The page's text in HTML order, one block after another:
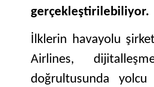
gerçekleştirilebiliyor.
İlklerin havayolu
Airlines,
doğrultusunda yolcu